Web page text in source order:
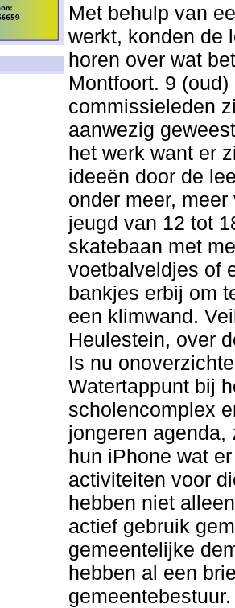
Met behulp van
werkt, konden de
horen over wat
Montfoort. 9 (oud)
commissieleden
aanwezig
het werk want er
ideeën door de
onder meer,
jeugd van 12 tot
skatebaan met
voetbalveldjes of
bankjes erbij om
een klimwand.
Heulestein, over
Is nu
Watertappunt bij
scholencomplex
jongeren
hun iPhone wat
activiteiten voor
hebben niet
actief gebruik
gemeentelijke
hebben al een
gemeentebestuur.